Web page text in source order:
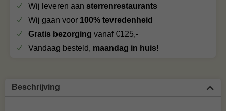
Wij leveren aan sterrenrestaurants
Wij gaan voor 100% tevredenheid
Gratis bezorging vanaf €125,-
Vandaag besteld, maandag in huis!
Beschrijving